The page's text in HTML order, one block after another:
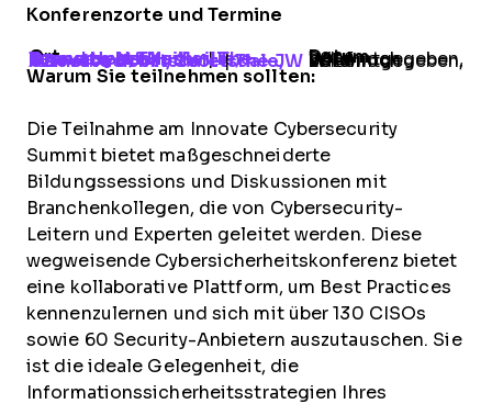
Konferenzorte und Termine
Ort Datum
Innovate Nashville|
The Grand Hyatt Nashville, Tennessee, TX Wird noch bekanntgegeben, 2026
Innovate Scottsdale|
The JW Camelback Inn, Scottsdale, AZ
Wird noch bekanntgegeben, 2026
Warum Sie teilnehmen sollten:
Die Teilnahme am Innovate Cybersecurity
Summit bietet maßgeschneiderte
Bildungssessions und Diskussionen mit
Branchenkollegen, die von Cybersecurity-
Leitern und Experten geleitet werden. Diese
wegweisende Cybersicherheitskonferenz bietet
eine kollaborative Plattform, um Best Practices
kennenzulernen und sich mit über 130 CISOs
sowie 60 Security-Anbietern auszutauschen. Sie
ist die ideale Gelegenheit, die
Informationssicherheitsstrategien Ihres